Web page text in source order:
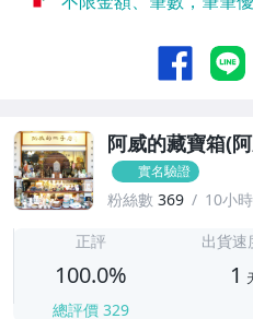
阿威的藏寶箱(
實名驗證
粉絲數 369 10小
正評
100.0%
總評價 329
出貨速
1